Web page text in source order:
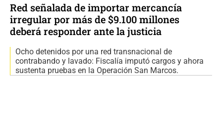
Red señalada de importar mercancía
irregular por más de $9.100 millones
deberá responder ante la justicia
Ocho detenidos por una red transnacional de
contrabando y lavado: Fiscalía imputó cargos y ahora
sustenta pruebas en la Operación San Marcos.